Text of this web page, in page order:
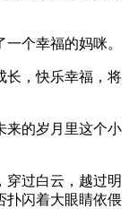
个幸福的妈咪。
长，快乐幸福，将
来的岁月里这个小
穿过白云，越过明
扑闪着大眼睛依偎